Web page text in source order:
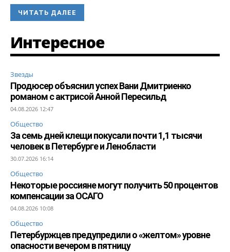
ЧИТАТЬ ДАЛЕЕ
Интересное
Звезды
Продюсер объяснил успех Вани Дмитриенко
романом с актрисой Анной Пересильд
04.08.2026 12:47
Общество
За семь дней клещи покусали почти 1,1 тысячи
человек в Петербурге и Ленобласти
30.07.2026 16:14
Общество
Некоторые россияне могут получить 50 процентов
компенсации за ОСАГО
04.08.2026 10:08
Общество
Петербуржцев предупредили о «желтом» уровне
опасности вечером в пятницу